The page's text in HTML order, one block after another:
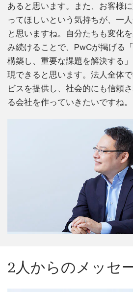
あると思います。また、お客様
ってほしいという気持ちが、一
と思いますね。自分たちも変化
み続けることで、PwCが掲げる
構築し、重要な課題を解決する
現できると思います。法人全体
ビスを提供し、社会的にも信頼
る会社を作っていきたいですね。
2人からのメッセ